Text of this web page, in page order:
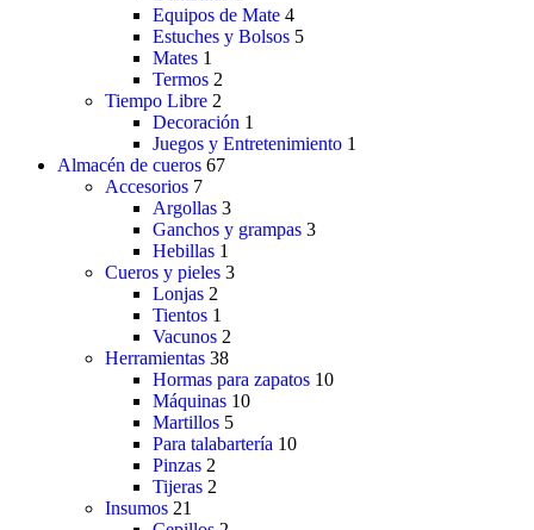
Equipos de Mate 4
Estuches y Bolsos 5
Mates 1
Termos 2
Tiempo Libre 2
Decoración 1
Juegos y Entretenimiento 1
Almacén de cueros 67
Accesorios 7
Argollas 3
Ganchos y grampas 3
Hebillas 1
Cueros y pieles 3
Lonjas 2
Tientos 1
Vacunos 2
Herramientas 38
Hormas para zapatos 10
Máquinas 10
Martillos 5
Para talabartería 10
Pinzas 2
Tijeras 2
Insumos 21